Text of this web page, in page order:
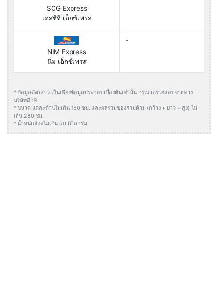
SCG Express
เอสซีจี เอ็กซ์เพรส
NIM Express
นิ่ม เอ็กซ์เพรส
-
* ข้อมูลดังกล่าว เป็นเพียงข้อมูลประกอบเบื้องต้นเท่านั้น กรุณาตรวจสอบจากทาง
บริษัทอีกที
* ขนาด แต่ละด้านไม่เกิน 150 ซม. และผลรวมของสามด้าน (กว้าง + ยาว + สูง) ไม่
เกิน 280 ซม.
* น้ำหนักต้องไมเกิน 50 กิโลกรัม